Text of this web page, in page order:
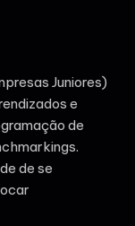
Juniores)
e
de
de se